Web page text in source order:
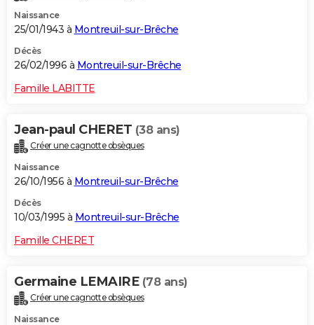
Naissance
25/01/1943 à Montreuil-sur-Brêche
Décès
26/02/1996 à Montreuil-sur-Brêche
Famille LABITTE
Jean-paul CHERET (38 ans)
Créer une cagnotte obsèques
Naissance
26/10/1956 à Montreuil-sur-Brêche
Décès
10/03/1995 à Montreuil-sur-Brêche
Famille CHERET
Germaine LEMAIRE (78 ans)
Créer une cagnotte obsèques
Naissance